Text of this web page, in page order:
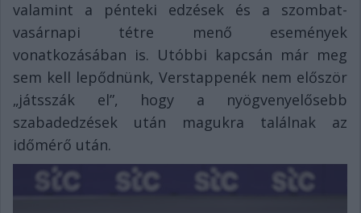
valamint a pénteki edzések és a szombat-
vasárnapi tétre menő események
vonatkozásában is. Utóbbi kapcsán már meg
sem kell lepődnünk, Verstappenék nem először
„játsszák el”, hogy a nyögvenyelősebb
szabadedzések után magukra találnak az
időmérő után.